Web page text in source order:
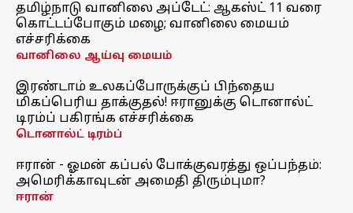
தமிழ்நாடு வானிலை அப்டேட்: ஆகஸ்ட் 11 வரை
கொட்டப்போகும் மழை; வானிலை மையம்
எச்சரிக்கை
வானிலை ஆய்வு மையம்
இரண்டாம் உலகப்போருக்குப் பிந்தைய
மிகப்பெரிய தாக்குதல்! ஈரானுக்கு டொனால்ட்
டிரம்ப் பகிரங்க எச்சரிக்கை
டொனால்ட் டிரம்ப்
ஈரான் - ஓமன் கப்பல் போக்குவரத்து ஒப்பந்தம்:
அமெரிக்காவுடன் அமைதி திரும்புமா?
ஈரான்